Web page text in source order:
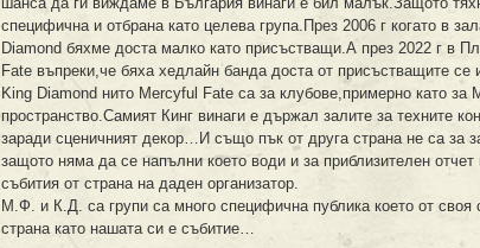
специфична и отбрана като целева група.През 2006 г когато в
Diamond бяхме доста малко като присъстващи.А през 2022 г в
Fate въпреки,че бяха хедлайн банда доста от присъстващите
King Diamond нито Mercyful Fate са за клубове,примерно като за
пространство.Самият Кинг винаги е държал залите за техните
заради сценичният декор…И също пък от друга страна не са за
защото няма да се напълни което води и за приблизителен
събития от страна на даден организатор.
М.Ф. и К.Д. са групи са много специфична публика което от своя
страна като нашата си е събитие…